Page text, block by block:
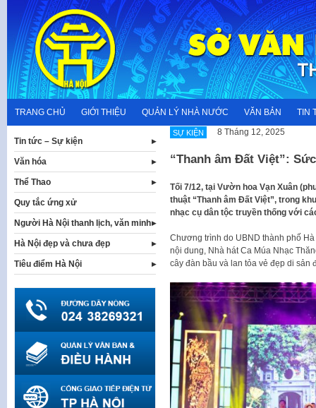
content
TRANG CHỦ GIỚI THIỆU QUẢN LÝ NHÀ NƯỚC VĂN BẢN TIN
SỰ KIỆN 8 Tháng 12, 2025
“Thanh âm Đất Việt”:
Tối 7/12, tại Vườn hoa Vạn Xuân
thuật “Thanh âm Đất Việt”, trong
nhạc cụ dân tộc truyền thống với
Chương trình do UBND thành phố
nội dung, Nhà hát Ca Múa Nhạc
cây đàn bầu và lan tỏa vẻ đẹp di sản
Tin tức – Sự kiện
Văn hóa
Thể Thao
Quy tắc ứng xử
Người Hà Nội thanh lịch, văn minh
Hà Nội đẹp và chưa đẹp
Tiêu điểm Hà Nội